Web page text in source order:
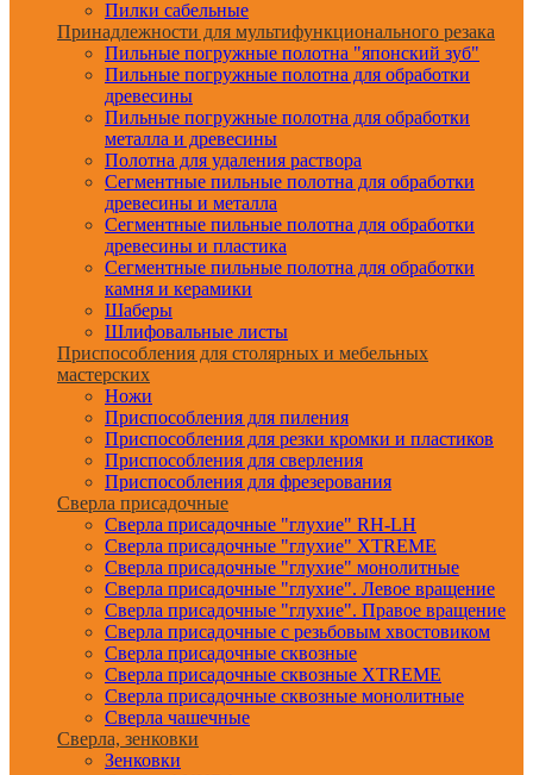
Пилки сабельные
Принадлежности для мультифункционального резака
Пильные погружные полотна "японский зуб"
Пильные погружные полотна для обработки
древесины
Пильные погружные полотна для обработки
металла и древесины
Полотна для удаления раствора
Сегментные пильные полотна для обработки
древесины и металла
Сегментные пильные полотна для обработки
древесины и пластика
Сегментные пильные полотна для обработки
камня и керамики
Шаберы
Шлифовальные листы
Приспособления для столярных и мебельных
мастерских
Ножи
Приспособления для пиления
Приспособления для резки кромки и пластиков
Приспособления для сверления
Приспособления для фрезерования
Сверла присадочные
Сверла присадочные "глухие" RH-LH
Сверла присадочные "глухие" XTREME
Сверла присадочные "глухие" монолитные
Сверла присадочные "глухие". Левое вращение
Сверла присадочные "глухие". Правое вращение
Сверла присадочные с резьбовым хвостовиком
Сверла присадочные сквозные
Сверла присадочные сквозные XTREME
Сверла присадочные сквозные монолитные
Сверла чашечные
Сверла, зенковки
Зенковки